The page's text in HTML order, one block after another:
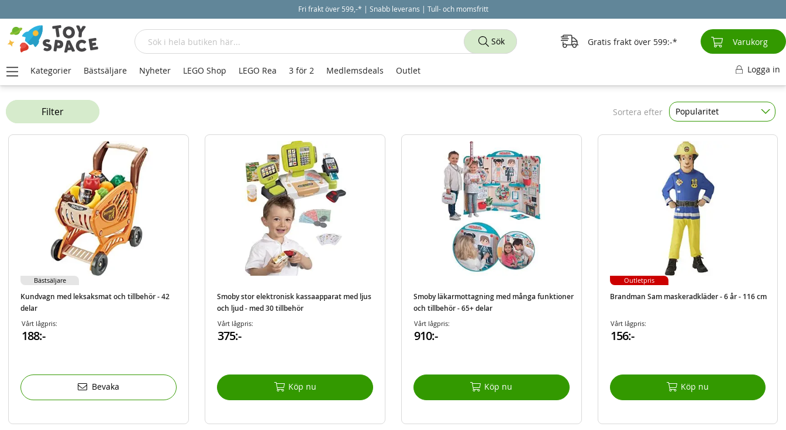
Fri frakt över 599,-* | Snabb leverans | Tull- och momsfritt
Hem Rollek Yrkeslek
Filter Sortera efter Popularitet
Kundvagn med leksaksmat och tillbehör - 42
delar
Vårt lågpris:
188:-
Bevaka
Bästsäljare
Smoby stor elektronisk kassaapparat med ljus
och ljud - med 30 tillbehör
Vårt lågpris:
375:-
Köp nu
Smoby läkarmottagning med många funktioner
och tillbehör - 65+ delar
Vårt lågpris:
910:-
Köp nu
Brandman Sam maskeradkläder - 6 år - 116 cm
Vårt lågpris:
156:-
Köp nu
Outletpris
Sök
Sök Gratis frakt över 599:- Varukorg
Kategorier Bästsäljare Nyheter LEGO Shop LEGO Rea 3 för 2 Medlemsdeals Outlet Logga in